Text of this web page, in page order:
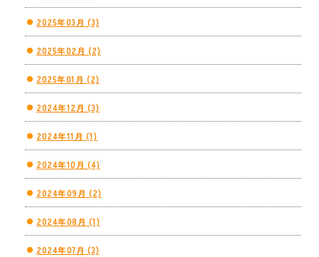
2025年03月 (3)
2025年02月 (2)
2025年01月 (2)
2024年12月 (3)
2024年11月 (1)
2024年10月 (4)
2024年09月 (2)
2024年08月 (1)
2024年07月 (3)